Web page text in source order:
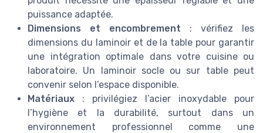
puissance adaptée.
Dimensions et encombrement : vérifiez les
dimensions du laminoir et de la table pour garantir
une intégration optimale dans votre cuisine ou
laboratoire. Un laminoir socle ou sur table peut
convenir selon l’espace disponible.
Matériaux : privilégiez l’acier inoxydable pour
l’hygiène et la durabilité, surtout dans un
environnement professionnel comme une